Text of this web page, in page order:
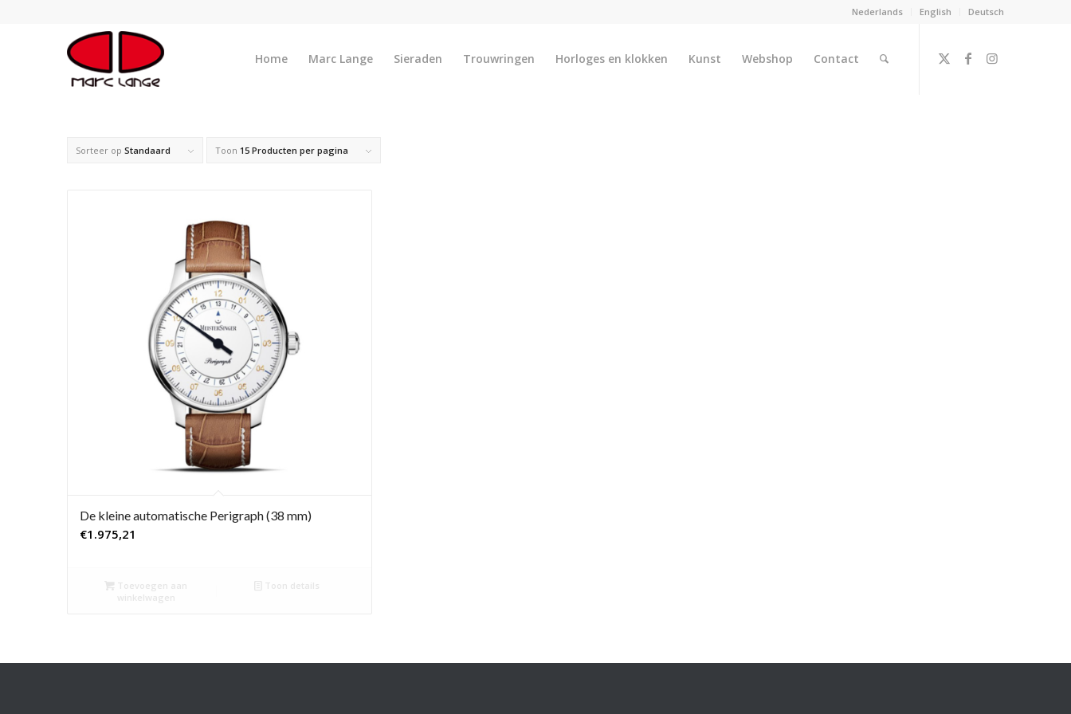
Nederlands English Deutsch
Home Marc Lange Sieraden Trouwringen Horloges en klokken Kunst Webshop Contact
Sorteer op Standaard Toon 15 Producten per pagina
De kleine automatische Perigraph (38 mm)
€1.975,21
Toevoegen aan
winkelwagen
Toon details